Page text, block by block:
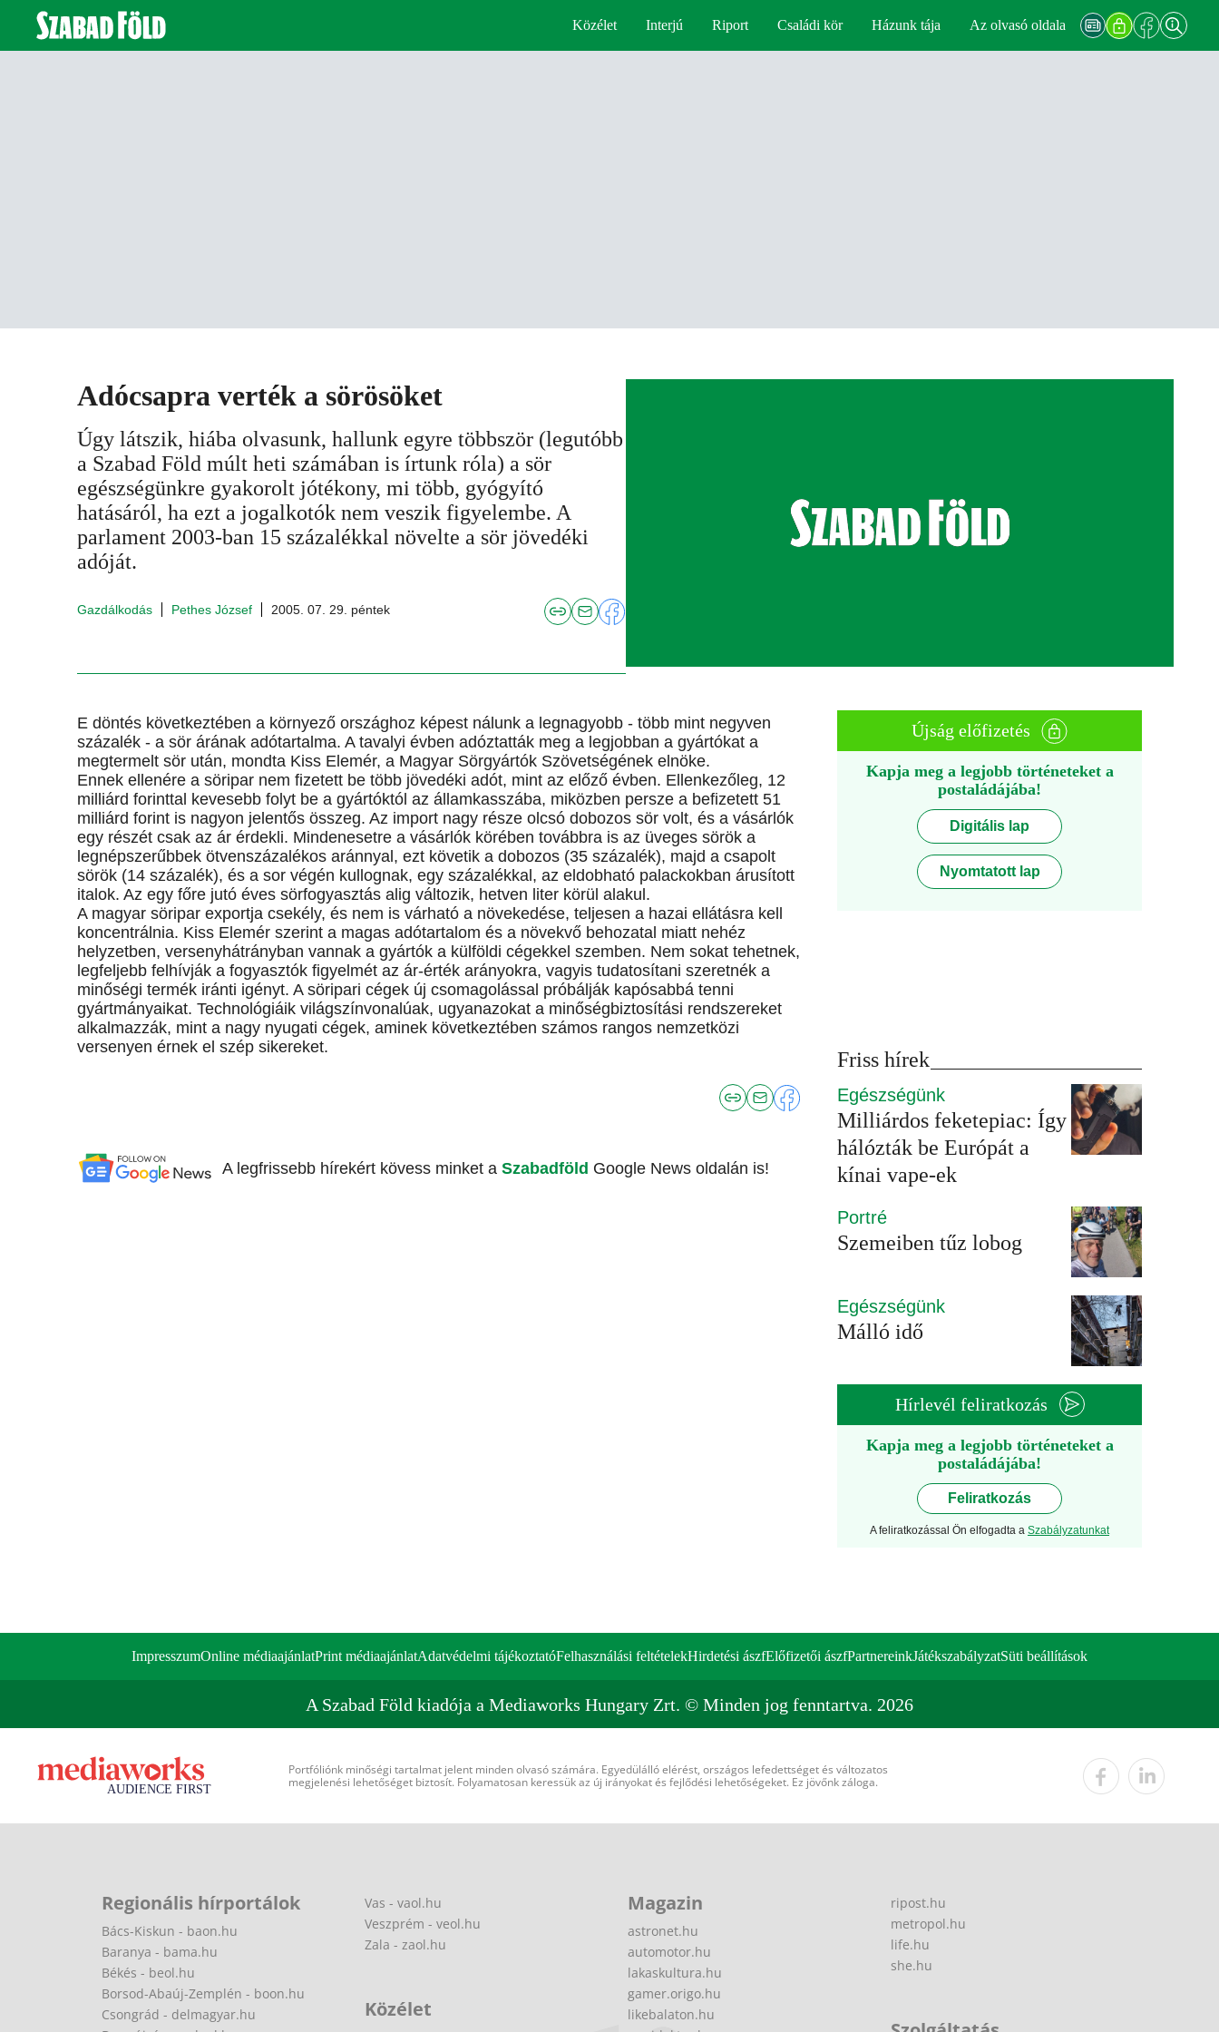
Közélet Interjú Riport Családi kör Házunk tája Az olvasó oldala
Adócsapra verték a sörösöket
Úgy látszik, hiába olvasunk, hallunk egyre többször (legutóbb
a Szabad Föld múlt heti számában is írtunk róla) a sör
egészségünkre gyakorolt jótékony, mi több, gyógyító
hatásáról, ha ezt a jogalkotók nem veszik figyelembe. A
parlament 2003-ban 15 százalékkal növelte a sör jövedéki
adóját.
Gazdálkodás Pethes József 2005. 07. 29. péntek
E döntés következtében a környező országhoz képest nálunk a legnagyobb - több mint negyven
százalék - a sör árának adótartalma. A tavalyi évben adóztatták meg a legjobban a gyártókat a
megtermelt sör után, mondta Kiss Elemér, a Magyar Sörgyártók Szövetségének elnöke.
Ennek ellenére a söripar nem fizetett be több jövedéki adót, mint az előző évben. Ellenkezőleg, 12
milliárd forinttal kevesebb folyt be a gyártóktól az államkasszába, miközben persze a befizetett 51
milliárd forint is nagyon jelentős összeg. Az import nagy része olcsó dobozos sör volt, és a vásárlók
egy részét csak az ár érdekli. Mindenesetre a vásárlók körében továbbra is az üveges sörök a
legnépszerűbbek ötvenszázalékos aránnyal, ezt követik a dobozos (35 százalék), majd a csapolt
sörök (14 százalék), és a sor végén kullognak, egy százalékkal, az eldobható palackokban árusított
italok. Az egy főre jutó éves sörfogyasztás alig változik, hetven liter körül alakul.
A magyar söripar exportja csekély, és nem is várható a növekedése, teljesen a hazai ellátásra kell
koncentrálnia. Kiss Elemér szerint a magas adótartalom és a növekvő behozatal miatt nehéz
helyzetben, versenyhátrányban vannak a gyártók a külföldi cégekkel szemben. Nem sokat tehetnek,
legfeljebb felhívják a fogyasztók figyelmét az ár-érték arányokra, vagyis tudatosítani szeretnék a
minőségi termék iránti igényt. A söripari cégek új csomagolással próbálják kapósabbá tenni
gyártmányaikat. Technológiáik világszínvonalúak, ugyanazokat a minőségbiztosítási rendszereket
alkalmazzák, mint a nagy nyugati cégek, aminek következtében számos rangos nemzetközi
versenyen érnek el szép sikereket.
A legfrissebb hírekért kövess minket a Szabadföld Google News oldalán is!
Újság előfizetés
Kapja meg a legjobb történeteket a
postaládájába!
Digitális lap
Nyomtatott lap
Friss hírek
Egészségünk
Milliárdos feketepiac: Így
hálózták be Európát a
kínai vape-ek
Portré
Szemeiben tűz lobog
Egészségünk
Málló idő
Hírlevél feliratkozás
Kapja meg a legjobb történeteket a
postaládájába!
Feliratkozás
A feliratkozással Ön elfogadta a Szabályzatunkat
ImpresszumOnline médiaajánlatPrint médiaajánlatAdatvédelmi tájékoztatóFelhasználási feltételekHirdetési ászfElőfizetői ászfPartnereinkJátékszabályzatSüti beállítások
A Szabad Föld kiadója a Mediaworks Hungary Zrt. © Minden jog fenntartva. 2026
Portfóliónk minőségi tartalmat jelent minden olvasó számára. Egyedülálló elérést, országos lefedettséget és változatos
megjelenési lehetőséget biztosít. Folyamatosan keressük az új irányokat és fejlődési lehetőségeket. Ez jövőnk záloga.
Regionális hírportálok
Bács-Kiskun - baon.hu
Baranya - bama.hu
Békés - beol.hu
Borsod-Abaúj-Zemplén - boon.hu
Csongrád - delmagyar.hu
Vas - vaol.hu
Veszprém - veol.hu
Zala - zaol.hu
Közélet
Magazin
astronet.hu
automotor.hu
lakaskultura.hu
gamer.origo.hu
likebalaton.hu
ripost.hu
metropol.hu
life.hu
she.hu